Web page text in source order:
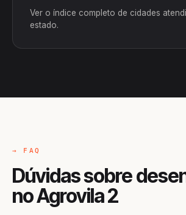
Ver o índice completo de cidades
estado.
→ FAQ
Dúvidas sobre
no Agrovila 2